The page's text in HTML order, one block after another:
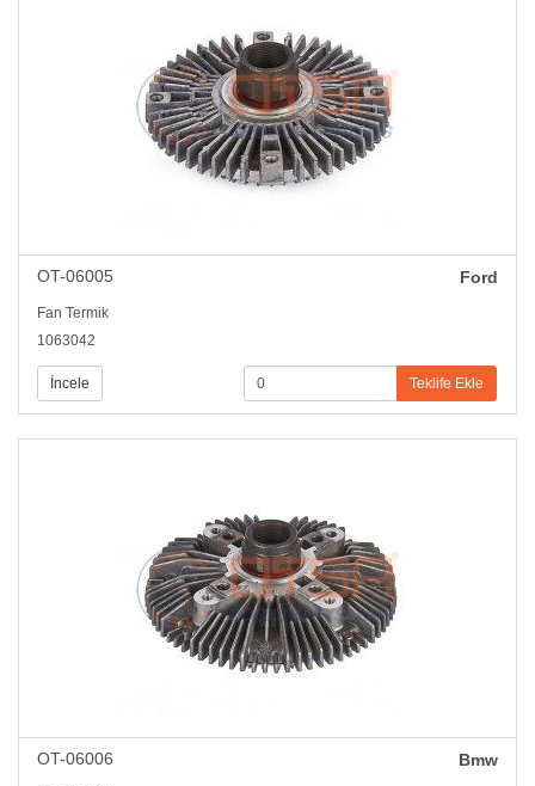
OT-06005 Ford
Fan Termik
1063042
İncele Teklife Ekle
OT-06006 Bmw